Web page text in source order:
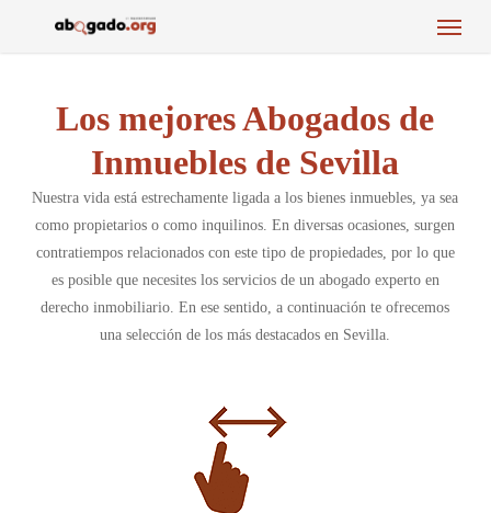
Menu
Los mejores Abogados de
Inmuebles de Sevilla
Nuestra vida está estrechamente ligada a los bienes inmuebles, ya sea
como propietarios o como inquilinos. En diversas ocasiones, surgen
contratiempos relacionados con este tipo de propiedades, por lo que
es posible que necesites los servicios de un abogado experto en
derecho inmobiliario. En ese sentido, a continuación te ofrecemos
una selección de los más destacados en Sevilla.